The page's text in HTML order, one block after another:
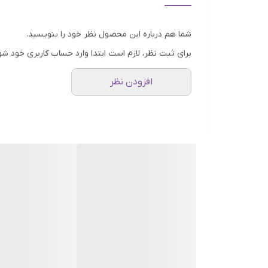
شما هم درباره این محصول نظر خود را بنویسید.
برای ثبت نظر، لازم است ابتدا وارد حساب کاربری خود
افزودن نظر